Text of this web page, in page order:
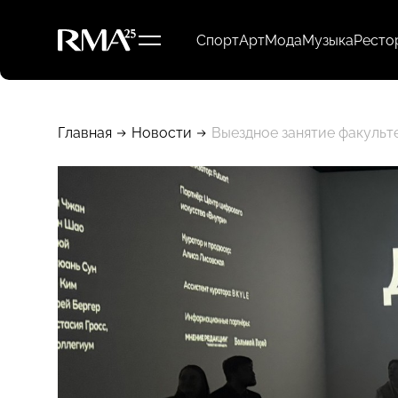
СпортАртМодаМузыка
Главная Новости